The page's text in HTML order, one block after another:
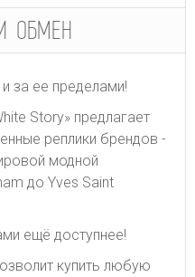
ОБМЕН
за ее пределами!
Story» предлагает
реплики брендов -
модной
до Yves Saint
ещё доступнее!
купить любую